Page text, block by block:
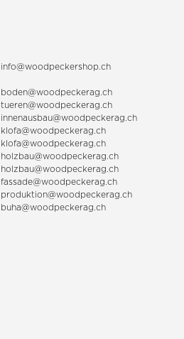
info@woodpeckershop.ch
boden@woodpeckerag.ch
tueren@woodpeckerag.ch
innenausbau@woodpeckerag.ch
klofa@woodpeckerag.ch
klofa@woodpeckerag.ch
holzbau@woodpeckerag.ch
holzbau@woodpeckerag.ch
fassade@woodpeckerag.ch
produktion@woodpeckerag.ch
buha@woodpeckerag.ch